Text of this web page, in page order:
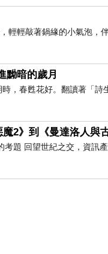
輕輕敲著鍋緣的小氣泡，
黝暗的歲月
，春甦花好。翻讀著「詩
2》到《曼達洛人與古
題 回望世紀之交，資訊